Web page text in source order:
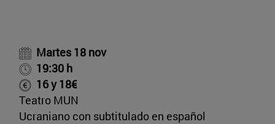
Martes 18 nov
19:30 h
16 y 18€
Teatro MUN
Ucraniano con subtitulado en español